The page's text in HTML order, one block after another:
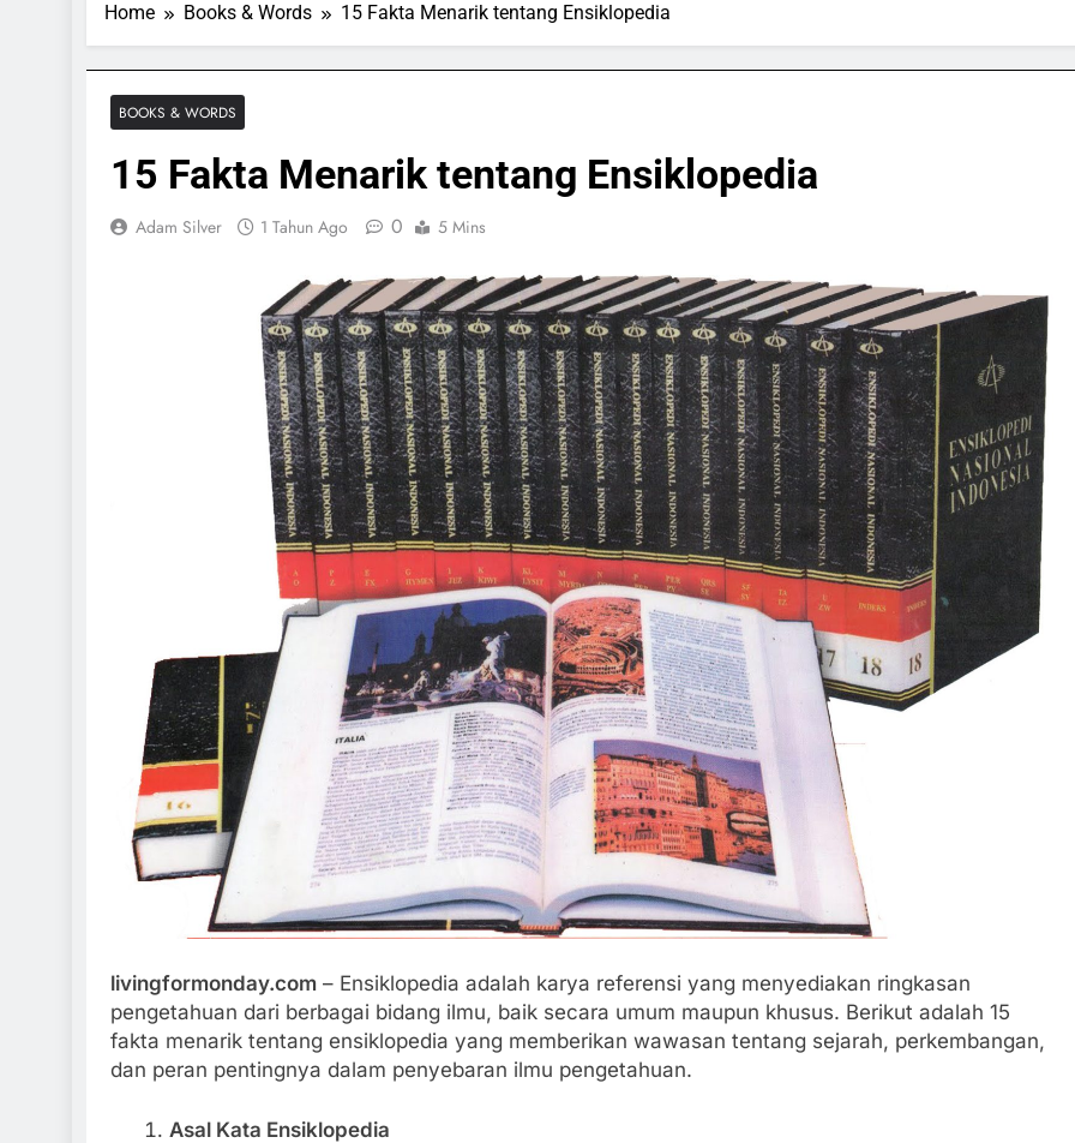
Home Books & Words 15 Fakta Menarik tentang Ensiklopedia
BOOKS & WORDS
15 Fakta Menarik tentang Ensiklopedia
Adam Silver 1 Tahun Ago 0 5 Mins
livingformonday.com – Ensiklopedia adalah karya referensi yang menyediakan ringkasan
pengetahuan dari berbagai bidang ilmu, baik secara umum maupun khusus. Berikut adalah 15
fakta menarik tentang ensiklopedia yang memberikan wawasan tentang sejarah, perkembangan,
dan peran pentingnya dalam penyebaran ilmu pengetahuan.
Asal Kata Ensiklopedia
15 Fakta Menarik Tentang Sakura
SPORTS & GAMES
Fakta Menarik Ojol The Game,
Simulasi Ojek Online yang Viral
1 Tahun Ago
SPORTS & GAMES
10 Fakta Menarik
Tebing, Olahraga Penuh
1 Tahun Ago